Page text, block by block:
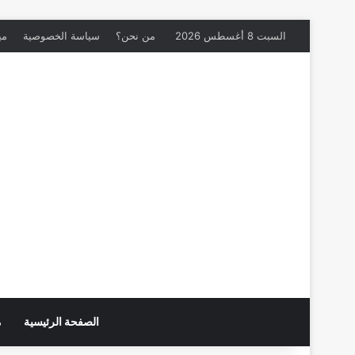
السبت 8 أغسطس 2026 من نحن؟ سياسة الخصوصية
الصفحة الرئيسية